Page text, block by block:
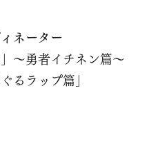
ネーター
～勇者イチネン篇～
るラップ篇」